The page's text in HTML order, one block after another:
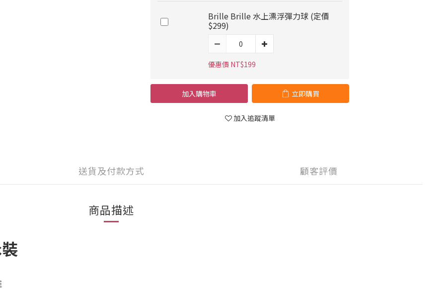
Brille Brille 水上漂浮彈力球 (定價
$299)
優惠價 NT$199
加入購物車 立即購買
加入追蹤清單
送貨及付款方式 顧客評價
商品描述